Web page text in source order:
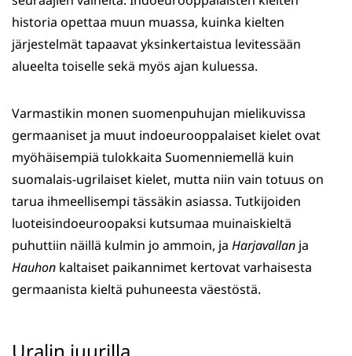
historia opettaa muun muassa, kuinka kielten
järjestelmät tapaavat yksinkertaistua levitessään
alueelta toiselle sekä myös ajan kuluessa.
Varmastikin monen suomenpuhujan mielikuvissa
germaaniset ja muut indoeurooppalaiset kielet ovat
myöhäisempiä tulokkaita Suomenniemellä kuin
suomalais-ugrilaiset kielet, mutta niin vain totuus on
tarua ihmeellisempi tässäkin asiassa. Tutkijoiden
luoteisindoeuroopaksi kutsumaa muinaiskieltä
puhuttiin näillä kulmin jo ammoin, ja Harjavallan ja
Hauhon kaltaiset paikannimet kertovat varhaisesta
germaanista kieltä puhuneesta väestöstä.